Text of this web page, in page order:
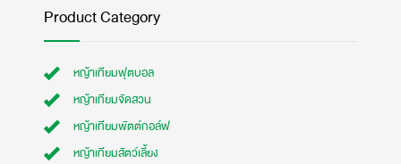
Product Category
หญ้าเทียมฟุตบอล
หญ้าเทียมจัดสวน
หญ้าเทียมพัตต์กอล์ฟ
หญ้าเทียมสัตว์เลี้ยง